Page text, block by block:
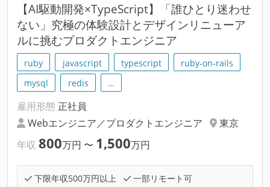
【AI駆動開発×TypeScript】「誰ひとり迷わせ
ない」究極の体験設計とデザインリニューア
ルに挑むプロダクトエンジニア
ruby javascript typescript
ruby-on-rails
mysql
redis …
雇用形態 正社員
Webエンジニア／プロダクトエンジニア
東京
年収 800万円 〜 1,500万円
下限年収500万円以上
一部リモート可